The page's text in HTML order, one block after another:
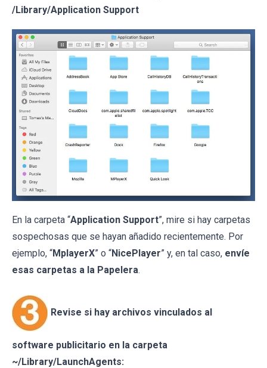
/Library/Application Support
En la carpeta “Application Support”, mire si hay carpetas
sospechosas que se hayan añadido recientemente. Por
ejemplo, “MplayerX” o “NicePlayer” y, en tal caso, envíe
esas carpetas a la Papelera.
Revise si hay archivos vinculados al
software publicitario en la carpeta
~/Library/LaunchAgents: